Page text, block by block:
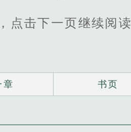
点击下一页继续阅读
章 书页